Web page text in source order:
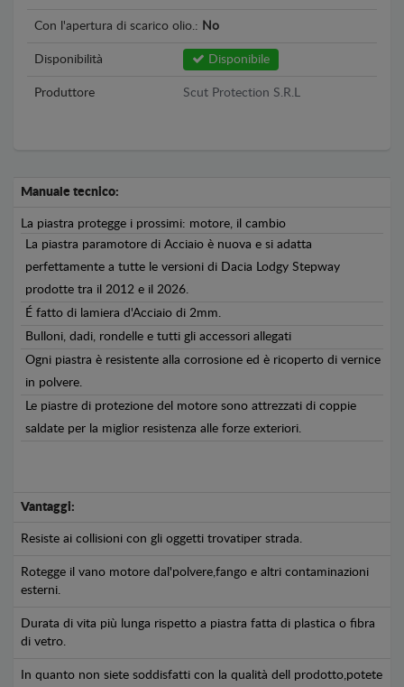
Con l'apertura di scarico olio.: No
Disponibilità Disponibile
Produttore Scut Protection S.R.L
Manuale tecnico:
La piastra protegge i prossimi: motore, il cambio
La piastra paramotore di Acciaio è nuova e si adatta
perfettamente a tutte le versioni di Dacia Lodgy Stepway
prodotte tra il 2012 e il 2026.
É fatto di lamiera d'Acciaio di 2mm.
Bulloni, dadi, rondelle e tutti gli accessori allegati
Ogni piastra è resistente alla corrosione ed è ricoperto di vernice
in polvere.
Le piastre di protezione del motore sono attrezzati di coppie
saldate per la miglior resistenza alle forze exteriori.
Vantaggi:
Resiste ai collisioni con gli oggetti trovatiper strada.
Rotegge il vano motore dal'polvere,fango e altri contaminazioni
esterni.
Durata di vita più lunga rispetto a piastra fatta di plastica o fibra
di vetro.
In quanto non siete soddisfatti con la qualità dell prodotto,potete